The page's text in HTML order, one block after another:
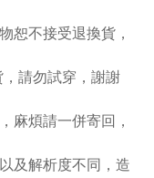
恕不接受退換貨，
請勿試穿，謝謝
麻煩請一併寄回，
及解析度不同，造